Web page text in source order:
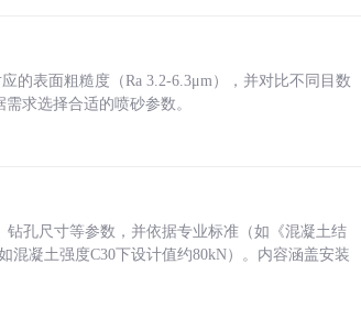
的表面粗糙度（Ra 3.2-6.3μm），并对比不同目数
求选择合适的喷砂参数。
孔尺寸等参数，并依据专业标准（如《混凝土结
混凝土强度C30下设计值约80kN）。内容涵盖安装